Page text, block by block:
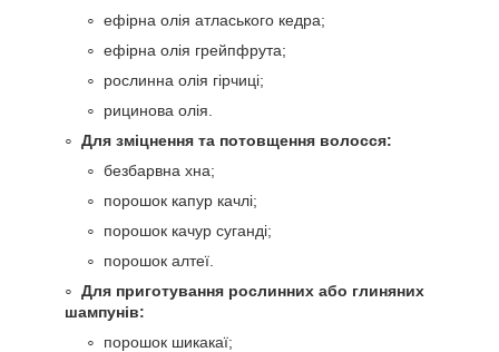
ефірна олія атласького кедра;
ефірна олія грейпфрута;
рослинна олія гірчиці;
рицинова олія.
Для зміцнення та потовщення волосся:
безбарвна хна;
порошок капур качлі;
порошок качур суганді;
порошок алтеї.
Для приготування рослинних або глиняних
шампунів:
порошок шикакаї;